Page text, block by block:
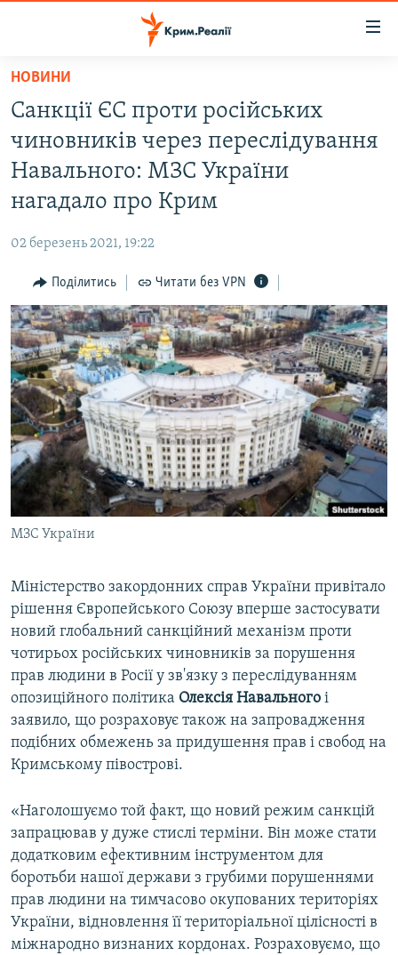
Перейти
основного
матеріалу
Перейти
до
основної
Перейти
пошуку
ВОДА.КРИМ
ВІДЕО ТА ФОТО
ПОГЛЯД
ІНТЕРВ'Ю
ВСЕ ЗА ДЕНЬ
СПЕЦПРОЕКТИ
ДЕПОРТАЦІЯ
ВІДЕОУРОКИ «ELIFBE»
СВІДЧЕННЯ ОКУПАЦІЇ
УКРАЇНСЬКА ПРОБЛЕМА КРИМУ
ІНФОГРАФІКА
ЯК ОБІЙТИ БЛОКУВАННЯ
Русский
Qırımtatar
ДОЛУЧАЙСЯ!
Усі сайти RFE/RL
НОВИНИ
Санкції ЄС проти російських
чиновників через переслідування
Навального: МЗС України
нагадало про Крим
02 березень 2021, 19:22
Поділитись Читати без VPN
МЗС України
Міністерство закордонних справ України привітало
рішення Європейського Союзу вперше застосувати
новий глобальний санкційний механізм проти
чотирьох російських чиновників за порушення
прав людини в Росії у зв'язку з переслідуванням
опозиційного політика Олексія Навального і
заявило, що розраховує також на запровадження
подібних обмежень за придушення прав і свобод на
Кримському півострові.
«Наголошуємо той факт, що новий режим санкцій
запрацював у дуже стислі терміни. Він може стати
додатковим ефективним інструментом для
боротьби нашої держави з грубими порушеннями
прав людини на тимчасово окупованих територіях
України, відновлення її територіальної цілісності в
міжнародно визнаних кордонах. Розраховуємо, що